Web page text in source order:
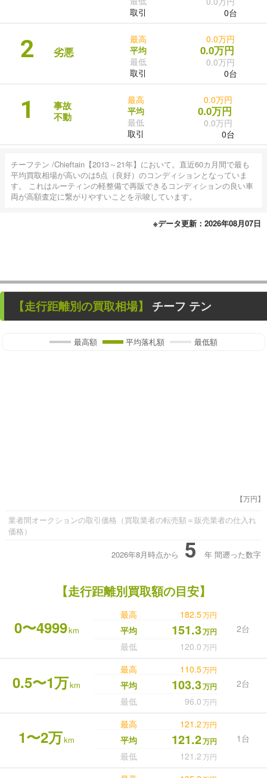
取引
0台
2 劣悪
最高
平均
最低
取引
0.0万円
0.0万円
0.0万円
0台
1
事故
不動
最高
平均
最低
取引
0.0万円
0.0万円
0.0万円
0台
チーフテン /Chieftain【2013～21年】において。直近60カ月間で最も
平均買取相場が高いのは5点（良好）のコンディションとなっていま
す。 これはルーティンの軽整備で再販できるコンディションの良い車
両が高額査定に繋がりやすいことを示唆しています。
※データ更新：2026年08月07日
【走行距離別の買取相場】 チーフ テン
最高額 平均落札額 最低額
【万円】
業者間オークションの取引価格（買取業者の転売額＝販売業者の仕入れ
価格）
2026年8月時点から 5 年 間遡った数字
【走行距離別買取額の目安】
0〜4999km
最高 182.5万円
2台
平均 151.3万円
最低 120.0万円
0.5〜1万km
最高 110.5万円
2台
平均 103.3万円
最低 96.0万円
1〜2万km
最高 121.2万円
1台
平均 121.2万円
最低 121.2万円